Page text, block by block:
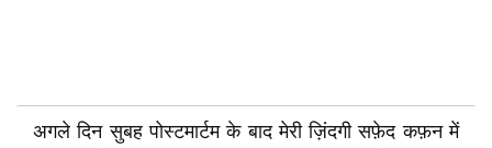
अगले दिन सुबह पोस्टमार्टम के बाद मेरी ज़िंदगी सफ़ेद कफ़न में